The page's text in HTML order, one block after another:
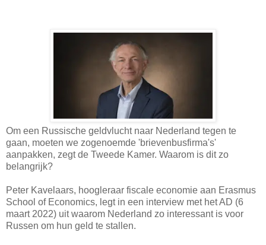
Om een Russische geldvlucht naar Nederland tegen te
gaan, moeten we zogenoemde 'brievenbusfirma's'
aanpakken, zegt de Tweede Kamer. Waarom is dit zo
belangrijk?
Peter Kavelaars, hoogleraar fiscale economie aan Erasmus
School of Economics, legt in een interview met het AD (6
maart 2022) uit waarom Nederland zo interessant is voor
Russen om hun geld te stallen.